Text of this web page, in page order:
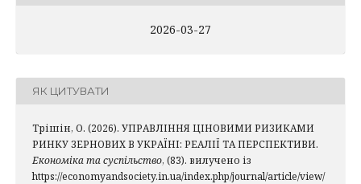
2026-03-27
ЯК ЦИТУВАТИ
Трішін, О. (2026). УПРАВЛІННЯ ЦІНОВИМИ РИЗИКАМИ
РИНКУ ЗЕРНОВИХ В УКРАЇНІ: РЕАЛІЇ ТА ПЕРСПЕКТИВИ.
Економіка та суспільство, (83). вилучено із
https://economyandsociety.in.ua/index.php/journal/article/view/